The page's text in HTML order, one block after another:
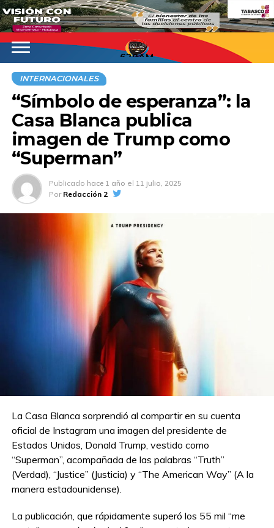
620AM
INTERNACIONALES
“Símbolo de esperanza”: la
Casa Blanca publica
imagen de Trump como
“Superman”
Publicado hace 1 año el 11 julio, 2025
Por Redacción 2
La Casa Blanca sorprendió al compartir en su cuenta
oficial de Instagram una imagen del presidente de
Estados Unidos, Donald Trump, vestido como
“Superman”, acompañada de las palabras “Truth”
(Verdad), “Justice” (Justicia) y “The American Way” (A la
manera estadounidense).
La publicación, que rápidamente superó los 55 mil “me